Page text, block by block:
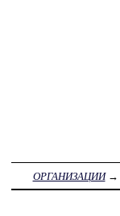
ОРГАНИЗАЦИИ→